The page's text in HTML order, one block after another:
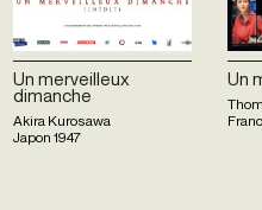
Un merveilleux
dimanche
Akira Kurosawa
Japon 1947
Un